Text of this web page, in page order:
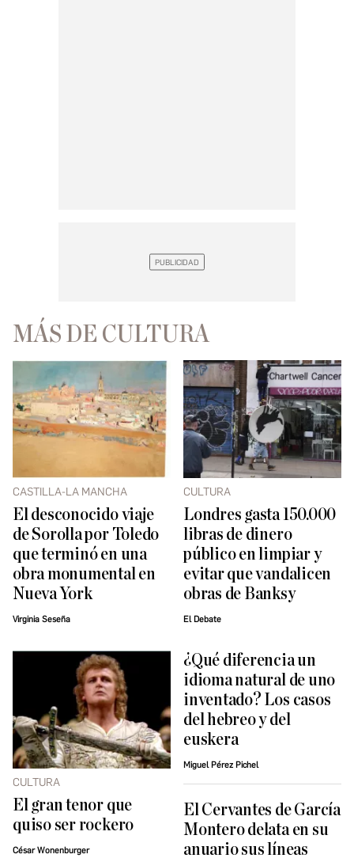
MÁS DE CULTURA
CASTILLA-LA MANCHA
El desconocido viaje
de Sorolla por Toledo
que terminó en una
obra monumental en
Nueva York
Virginia Seseña
CULTURA
Londres gasta 150.000
libras de dinero
público en limpiar y
evitar que vandalicen
obras de Banksy
El Debate
CULTURA
El gran tenor que
quiso ser rockero
César Wonenburger
¿Qué diferencia un
idioma natural de uno
inventado? Los casos
del hebreo y del
euskera
Miguel Pérez Pichel
El Cervantes de García
Montero delata en su
anuario sus líneas